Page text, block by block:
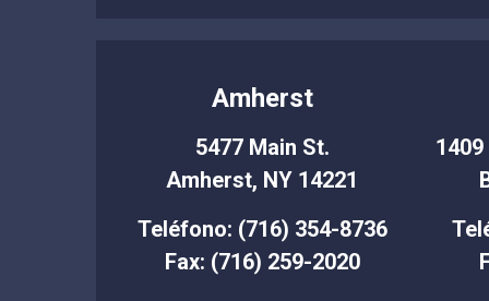
Amherst
5477 Main St.
Amherst, NY 14221
Teléfono: (716) 354-8736
Fax: (716) 259-2020